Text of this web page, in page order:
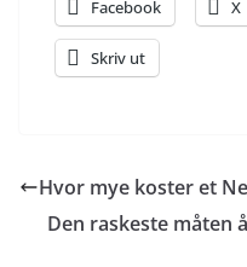
Facebook X
Skriv ut
Hvor mye koster et
Den raskeste måten